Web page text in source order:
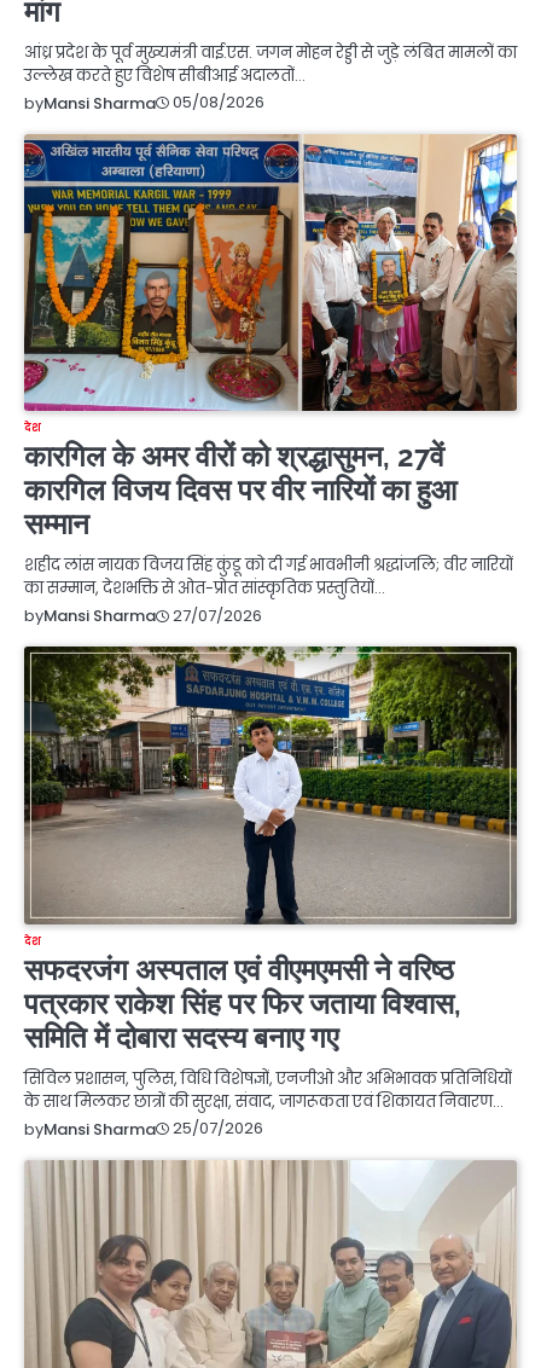
मांग
आंध्र प्रदेश के पूर्व मुख्यमंत्री वाई.एस. जगन मोहन रेड्डी से जुड़े लंबित मामलों का
उल्लेख करते हुए विशेष सीबीआई अदालतों…
byMansi Sharma 05/08/2026
देश
कारगिल के अमर वीरों को श्रद्धासुमन, 27वें
कारगिल विजय दिवस पर वीर नारियों का हुआ
सम्मान
शहीद लांस नायक विजय सिंह कुंडू को दी गई भावभीनी श्रद्धांजलि; वीर नारियों
का सम्मान, देशभक्ति से ओत-प्रोत सांस्कृतिक प्रस्तुतियों…
byMansi Sharma 27/07/2026
देश
सफदरजंग अस्पताल एवं वीएमएमसी ने वरिष्ठ
पत्रकार राकेश सिंह पर फिर जताया विश्वास,
समिति में दोबारा सदस्य बनाए गए
सिविल प्रशासन, पुलिस, विधि विशेषज्ञों, एनजीओ और अभिभावक प्रतिनिधियों
के साथ मिलकर छात्रों की सुरक्षा, संवाद, जागरूकता एवं शिकायत निवारण…
byMansi Sharma 25/07/2026